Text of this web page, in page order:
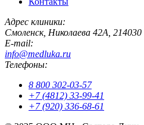
Адрес клиники:
Смоленск, Николаева 42А 214030
E-mail:
info@medluka.ru
Телефоны:
8 800 302-03-57
+7 (4812) 33-99-41
+7 (920) 336-68-61